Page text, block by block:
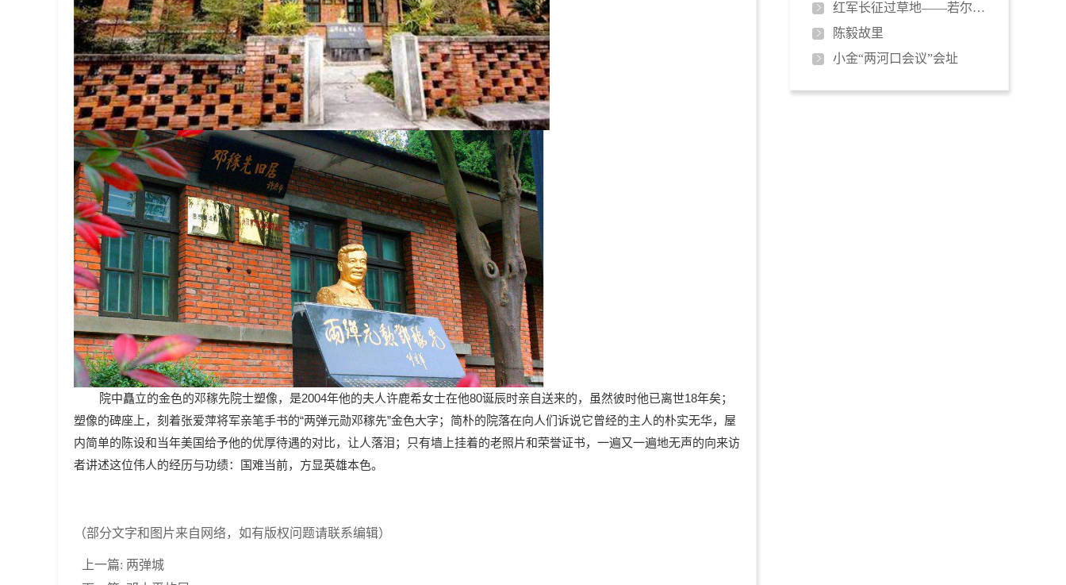
院中矗立的金色的邓稼先院士塑像，是2004年他的夫人许鹿希女士在他80诞辰时亲自送来的，虽然彼时他已离世18年矣；
塑像的碑座上，刻着张爱萍将军亲笔手书的“两弹元勋邓稼先”金色大字；简朴的院落在向人们诉说它曾经的主人的朴实无华，屋
内简单的陈设和当年美国给予他的优厚待遇的对比，让人落泪；只有墙上挂着的老照片和荣誉证书，一遍又一遍地无声的向来访
者讲述这位伟人的经历与功绩：国难当前，方显英雄本色。
（部分文字和图片来自网络，如有版权问题请联系编辑）
上一篇: 两弹城
红军长征过草地——若尔盖大草原
陈毅故里
小金“两河口会议”会址